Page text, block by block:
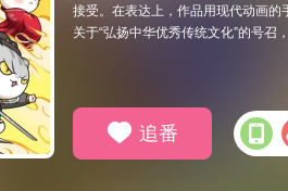
接受。在表达上，作品用现代动画
关于“弘扬中华优秀传统文化”的号召
追番